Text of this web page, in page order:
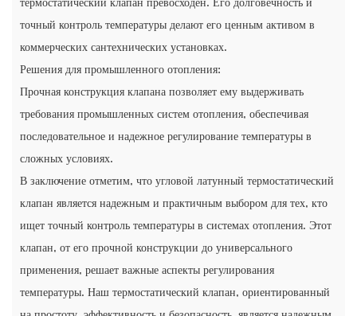
точный контроль температуры делают его ценным активом в
коммерческих сантехнических установках.
Решения для промышленного отопления:
Прочная конструкция клапана позволяет ему выдерживать
требования промышленных систем отопления, обеспечивая
последовательное и надежное регулирование температуры в
сложных условиях.
В заключение отметим, что угловой латунный термостатический
клапан является надежным и практичным выбором для тех, кто
ищет точный контроль температуры в системах отопления. Этот
клапан, от его прочной конструкции до универсального
применения, решает важные аспекты регулирования
температуры. Наш термостатический клапан, ориентированный